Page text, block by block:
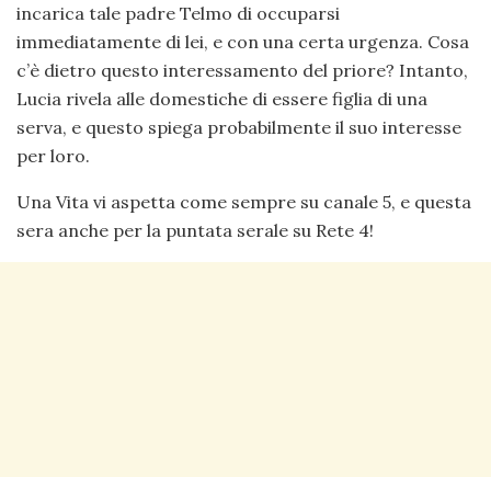
incarica tale padre Telmo di occuparsi
immediatamente di lei, e con una certa urgenza. Cosa
c’è dietro questo interessamento del priore? Intanto,
Lucia rivela alle domestiche di essere figlia di una
serva, e questo spiega probabilmente il suo interesse
per loro.
Una Vita vi aspetta come sempre su canale 5, e questa
sera anche per la puntata serale su Rete 4!